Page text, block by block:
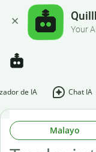
Your
de IA Chat IA
Malayo